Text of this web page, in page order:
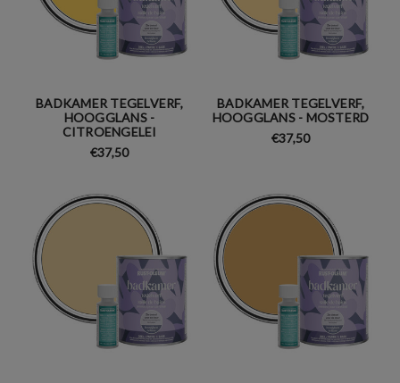
BADKAMER TEGELVERF,
HOOGGLANS -
CITROENGELEI
€37,50
BADKAMER TEGELVERF,
HOOGGLANS - MOSTERD
€37,50